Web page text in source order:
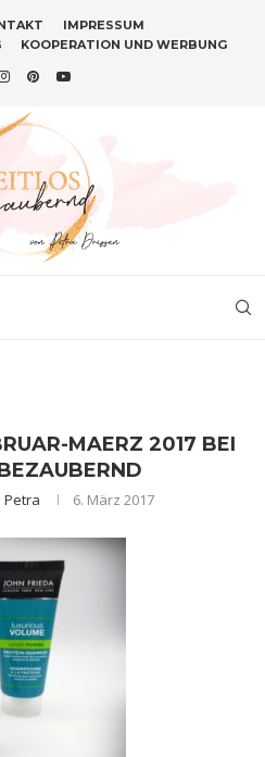
IMPRESSUM
KOOPERATION UND WERBUNG
MAERZ 2017 BEI
Petra 6. März 2017